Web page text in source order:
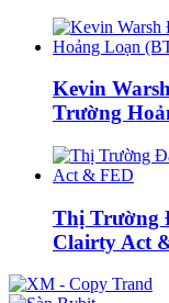
Kevin
Trường
Thị Trường
Clairty Act